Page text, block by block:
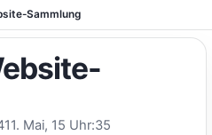
Sammlung
Mai, 15 Uhr:35